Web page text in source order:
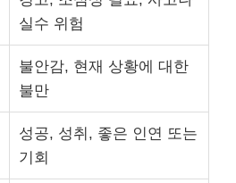
실수 위험
불안감, 현재 상황에 대한
불만
성공, 성취, 좋은 인연 또는
기회